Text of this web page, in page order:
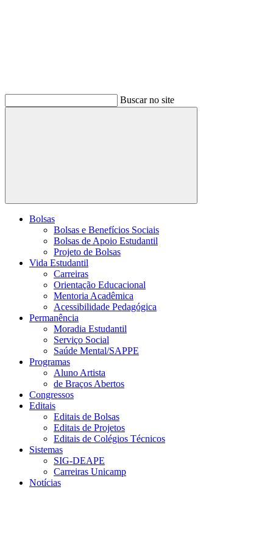
Buscar no site
Buscar
Bolsas
Bolsas e Benefícios Sociais
Bolsas de Apoio Estudantil
Projeto de Bolsas
Vida Estudantil
Carreiras
Orientação Educacional
Mentoria Acadêmica
Acessibilidade Pedagógica
Permanência
Moradia Estudantil
Serviço Social
Saúde Mental/SAPPE
Programas
Aluno Artista
de Braços Abertos
Congressos
Editais
Editais de Bolsas
Editais de Projetos
Editais de Colégios Técnicos
Sistemas
SIG-DEAPE
Carreiras Unicamp
Notícias